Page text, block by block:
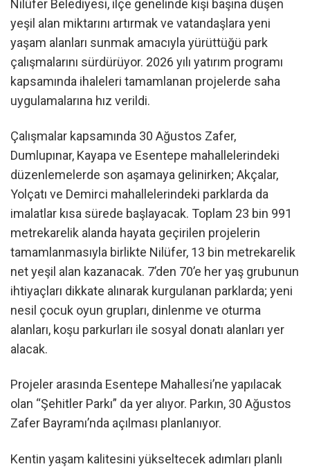
Nilüfer Belediyesi, ilçe genelinde kişi başına düşen
yeşil alan miktarını artırmak ve vatandaşlara yeni
yaşam alanları sunmak amacıyla yürüttüğü park
çalışmalarını sürdürüyor. 2026 yılı yatırım programı
kapsamında ihaleleri tamamlanan projelerde saha
uygulamalarına hız verildi.
Çalışmalar kapsamında 30 Ağustos Zafer,
Dumlupınar, Kayapa ve Esentepe mahallelerindeki
düzenlemelerde son aşamaya gelinirken; Akçalar,
Yolçatı ve Demirci mahallelerindeki parklarda da
imalatlar kısa sürede başlayacak. Toplam 23 bin 991
metrekarelik alanda hayata geçirilen projelerin
tamamlanmasıyla birlikte Nilüfer, 13 bin metrekarelik
net yeşil alan kazanacak. 7’den 70’e her yaş grubunun
ihtiyaçları dikkate alınarak kurgulanan parklarda; yeni
nesil çocuk oyun grupları, dinlenme ve oturma
alanları, koşu parkurları ile sosyal donatı alanları yer
alacak.
Projeler arasında Esentepe Mahallesi’ne yapılacak
olan “Şehitler Parkı” da yer alıyor. Parkın, 30 Ağustos
Zafer Bayramı’nda açılması planlanıyor.
Kentin yaşam kalitesini yükseltecek adımları planlı